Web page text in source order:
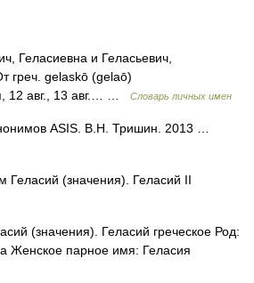
Геласиевна и Геласьевич,
греч. gelaskō (gelaō)
12 авг., 13 авг.… …
Словарь личных имен
ASIS. В.Н. Тришин. 2013 …
Геласий (значения). Геласий II
(значения). Геласий греческое Род:
Женское парное имя: Геласия